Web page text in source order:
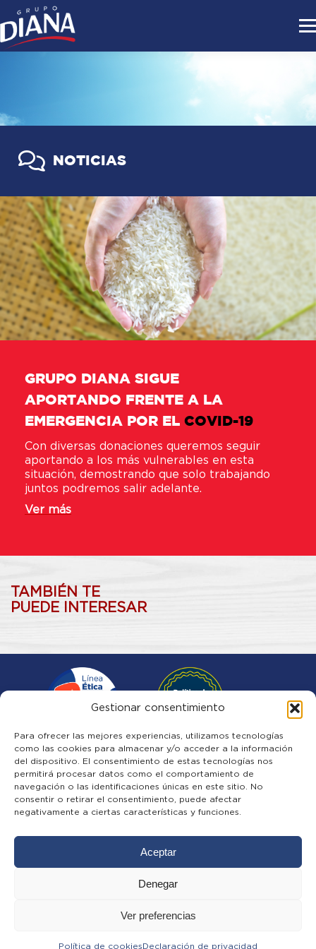
Gestionar consentimiento
Para ofrecer las mejores experiencias, utilizamos tecnologías
como las cookies para almacenar y/o acceder a la información
del dispositivo. El consentimiento de estas tecnologías nos
permitirá procesar datos como el comportamiento de
navegación o las identificaciones únicas en este sitio. No
consentir o retirar el consentimiento, puede afectar
negativamente a ciertas características y funciones.
Aceptar
Denegar
Ver preferencias
Política de cookiesDeclaración de privacidad
NOTICIAS
GRUPO DIANA SIGUE
APORTANDO FRENTE A LA
EMERGENCIA POR EL COVID-19
Con diversas donaciones queremos seguir
aportando a los más vulnerables en esta
situación, demostrando que solo trabajando
juntos podremos salir adelante.
Ver más
TAMBIÉN TE
PUEDE INTERESAR
Quiénes somos
Noticias
Familias Diana
Trabaja con Nosotros
Política de Tratamiento de Datos Personales
Ética Empresarial